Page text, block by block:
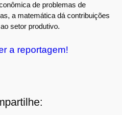
de problemas de
a matemática dá contribuições
setor produtivo.
a reportagem!